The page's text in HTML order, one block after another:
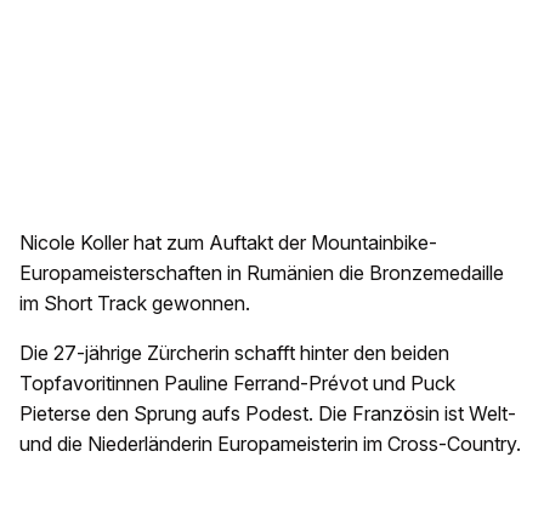
Nicole Koller hat zum Auftakt der Mountainbike-
Europameisterschaften in Rumänien die Bronzemedaille
im Short Track gewonnen.
Die 27-jährige Zürcherin schafft hinter den beiden
Topfavoritinnen Pauline Ferrand-Prévot und Puck
Pieterse den Sprung aufs Podest. Die Französin ist Welt-
und die Niederländerin Europameisterin im Cross-Country.